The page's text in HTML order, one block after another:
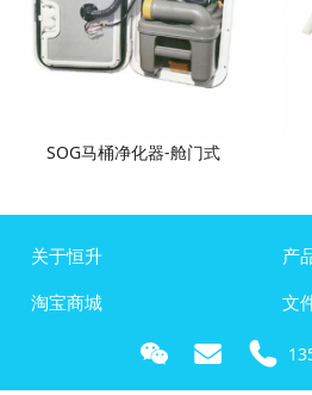
SOG马桶净化器-舱门式
关于恒升
产
淘宝商城
文